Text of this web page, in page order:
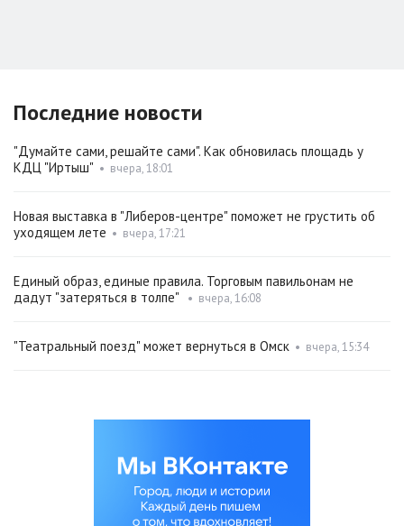
Последние новости
"Думайте сами, решайте сами". Как обновилась площадь у
КДЦ "Иртыш" • вчера, 18:01
Новая выставка в "Либеров-центре" поможет не грустить об
уходящем лете • вчера, 17:21
Единый образ, единые правила. Торговым павильонам не
дадут "затеряться в толпе"
• вчера, 16:08
"Театральный поезд" может вернуться в Омск • вчера, 15:34